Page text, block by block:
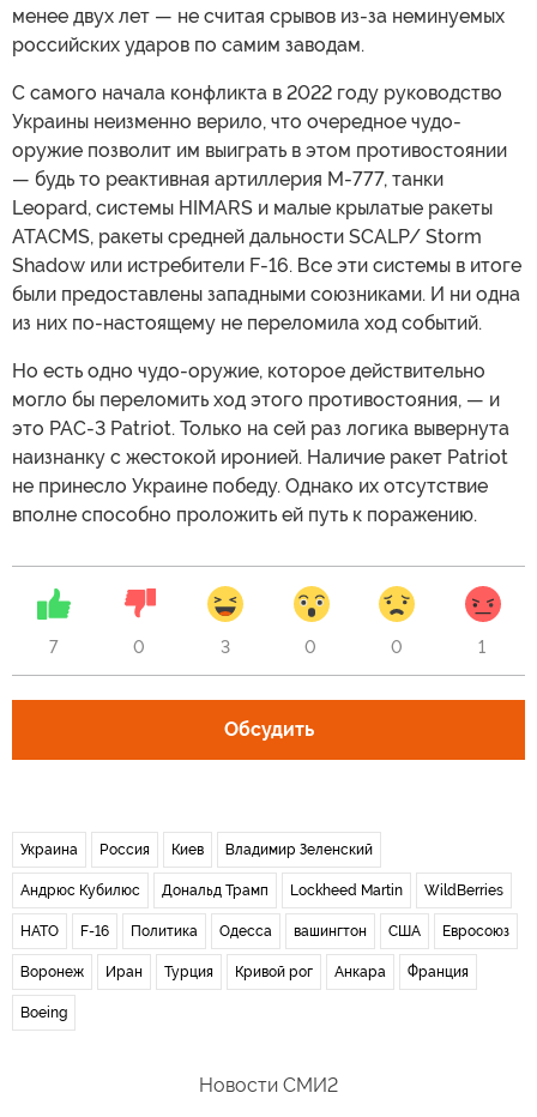
менее двух лет — не считая срывов из-за неминуемых
российских ударов по самим заводам.
С самого начала конфликта в 2022 году руководство
Украины неизменно верило, что очередное чудо-
оружие позволит им выиграть в этом противостоянии
— будь то реактивная артиллерия M-777, танки
Leopard, системы HIMARS и малые крылатые ракеты
ATACMS, ракеты средней дальности SCALP/ Storm
Shadow или истребители F-16. Все эти системы в итоге
были предоставлены западными союзниками. И ни одна
из них по-настоящему не переломила ход событий.
Но есть одно чудо-оружие, которое действительно
могло бы переломить ход этого противостояния, — и
это PAC-3 Patriot. Только на сей раз логика вывернута
наизнанку с жестокой иронией. Наличие ракет Patriot
не принесло Украине победу. Однако их отсутствие
вполне способно проложить ей путь к поражению.
7 0 3 0 0 1
Обсудить
Украина Россия Киев Владимир Зеленский
Андрюс Кубилюс Дональд Трамп Lockheed Martin WildBerries
НАТО F-16 Политика Одесса вашингтон США Евросоюз
Воронеж Иран Турция Кривой рог Анкара Франция
Boeing
Новости СМИ2